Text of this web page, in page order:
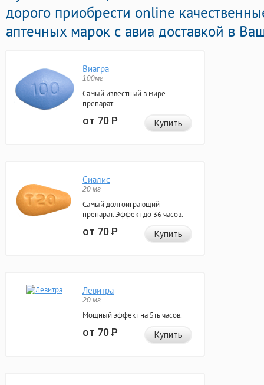
дорого приобрести online
аптечных марок с авиа доставкой в
Виагра
100мг
Самый известный в мире
препарат
от 70Р Купить
Сиалис
20 мг
Самый долгоиграющий
препарат. Эффект до 36 часов.
от 70Р Купить
Левитра
20 мг
Мощный эффект на 5ть часов.
от 70Р Купить